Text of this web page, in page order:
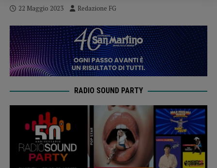
22 Maggio 2023 Redazione FG
RADIO SOUND PARTY